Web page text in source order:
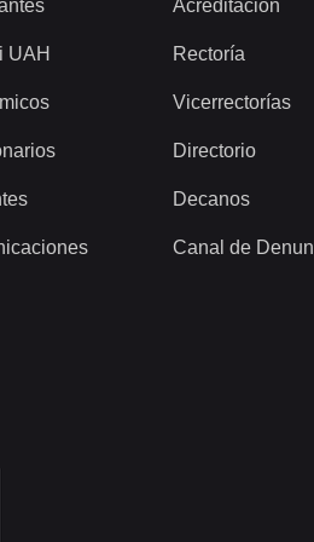
UAH
Acreditación
Rectoría
Vicerrectorías
Directorio
Decanos
Canal de